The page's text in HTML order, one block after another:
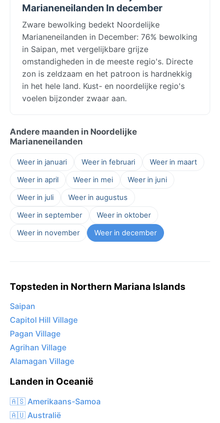
Marianeneilanden In december
Zware bewolking bedekt Noordelijke
Marianeneilanden in December: 76% bewolking
in Saipan, met vergelijkbare grijze
omstandigheden in de meeste regio's. Directe
zon is zeldzaam en het patroon is hardnekkig
in het hele land. Kust- en noordelijke regio's
voelen bijzonder zwaar aan.
Andere maanden in Noordelijke
Marianeneilanden
Weer in januari Weer in februari
Weer in maart
Weer in april
Weer in mei
Weer in juni
Weer in juli
Weer in augustus
Weer in september
Weer in oktober
Weer in november
Weer in december
Topsteden in Northern Mariana Islands
Saipan
Capitol Hill Village
Pagan Village
Agrihan Village
Alamagan Village
Landen in Oceanië
🇦🇸 Amerikaans-Samoa
🇦🇺 Australië